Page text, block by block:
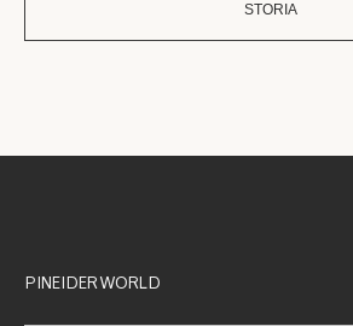
STORIA
PINEIDER WORLD